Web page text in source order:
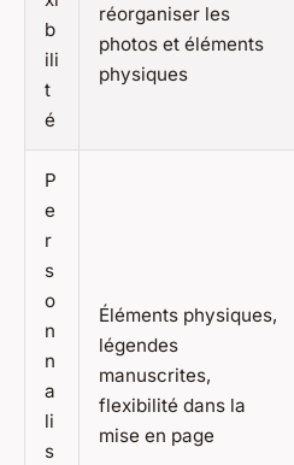
b
ili
t
é
réorganiser les
photos et éléments
physiques
P
e
r
s
o
n
n
a
li
s
Éléments physiques,
légendes
manuscrites,
flexibilité dans la
mise en page